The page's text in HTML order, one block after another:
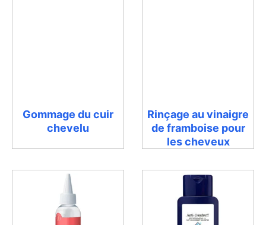
Gommage du cuir
chevelu
Rinçage au vinaigre
de framboise pour
les cheveux